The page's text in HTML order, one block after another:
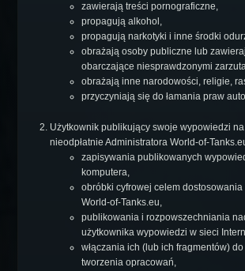
zawierają treści pornograficzne,
propagują alkohol,
propagują narkotyki i inne środki
obrażają osoby publiczne lub
obarczające niesprawdzonymi
obrażają inne narodowości, religie,
przyczyniają się do łamania praw
Użytkownik publikujący swoje wypowiedzi
nieodpłatnie Administratora World-of-
zapisywania publikowanych
komputera,
obróbki cyfrowej celem
World-of-Tanks.eu,
publikowania i rozpowszechniania
użytkownika wypowiedzi w sieci
włączania ich (lub ich fragmentów)
tworzenia opracowań,